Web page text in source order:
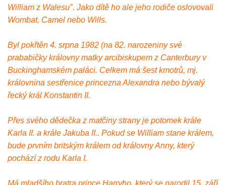
William z Walesu". Jako dítě ho ale jeho rodiče oslovovali
Wombat, Camel nebo Wills.
Byl pokřtěn 4. srpna 1982 (na 82. narozeniny své
prababičky královny matky arcibiskupem z Canterbury v
Buckinghamském paláci. Celkem má šest kmotrů, mj.
královnina sestřenice princezna Alexandra nebo bývalý
řecký král Konstantin II.
Přes svého dědečka z matčiny strany je potomek krále
Karla II. a krále Jakuba II.. Pokud se William stane králem,
bude prvním britským králem od královny Anny, který
pochází z rodu Karla I.